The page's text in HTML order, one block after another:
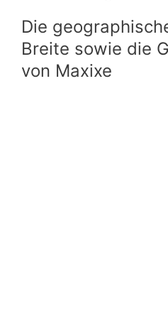
Die
Breite sowie die
von Maxixe